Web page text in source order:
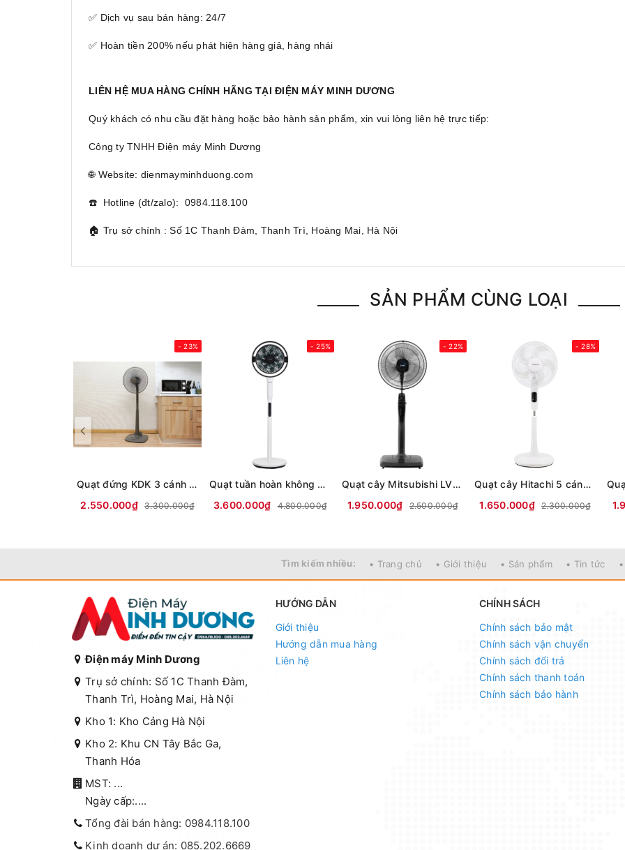
✅ Dịch vụ sau bán hàng: 24/7
✅ Hoàn tiền 200% nếu phát hiện hàng giả, hàng nhái
LIÊN HỆ MUA HÀNG CHÍNH HÃNG TẠI ĐIỆN MÁY MINH DƯƠNG
Quý khách có nhu cầu đặt hàng hoặc bảo hành sản phẩm, xin vui lòng liên hệ trực tiếp:
Công ty TNHH Điện máy Minh Dương
🌐 Website: dienmayminhduong.com
☎️ Hotline (đt/zalo): 0984.118.100
🏠 Trụ sở chính : Số 1C Thanh Đàm, Thanh Trì, Hoàng Mai, Hà Nội
SẢN PHẨM CÙNG LOẠI
- 23%
Quạt đứng KDK 3 cánh M40K GY 50W
2.550.000₫
3.300.000₫
- 25%
Quạt tuần hoàn không khí Toshiba F-DSC80XVN(W) (trước 7 cánh - sau 9 cánh)
3.600.000₫
4.800.000₫
- 22%
Quạt cây Mitsubishi LV16-RB CY-GY (xám đậm)
1.950.000₫
2.500.000₫
- 28%
Quạt cây Hitachi 5 cánh động cơ AC LF-A6RCWM
1.650.000₫
2.300.000₫
Tìm kiếm nhiều: • Trang chủ • Giới thiệu • Sản phẩm • Tin tức
Điện máy Minh Dương
Trụ sở chính: Số 1C Thanh Đàm,
Thanh Trì, Hoàng Mai, Hà Nội
Kho 1: Kho Cảng Hà Nội
Kho 2: Khu CN Tây Bắc Ga,
Thanh Hóa
MST: ...
Ngày cấp:....
Tổng đài bán hàng: 0984.118.100
Kinh doanh dự án: 085.202.6669
HƯỚNG DẪN
Giới thiệu
Hướng dẫn mua hàng
Liên hệ
CHÍNH SÁCH
Chính sách bảo mật
Chính sách vận chuyển
Chính sách đổi trả
Chính sách thanh toán
Chính sách bảo hành